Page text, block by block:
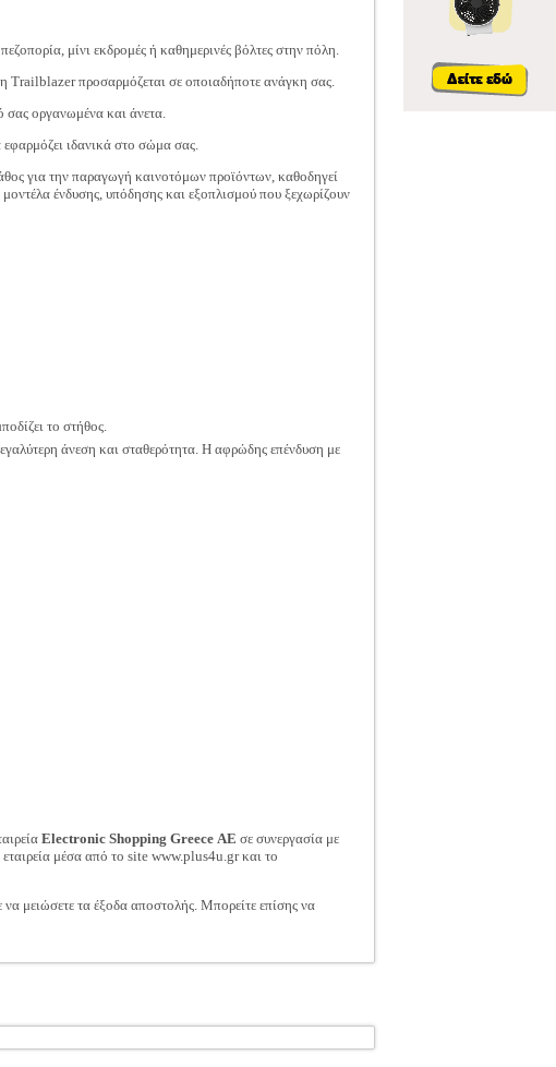
μίνι εκδρομές ή καθημερινές βόλτες στην πόλη.
η Trailblazer προσαρμόζεται σε οποιαδήποτε ανάγκη σας.
σας οργανωμένα και άνετα.
ιδανικά στο σώμα σας.
για την παραγωγή καινοτόμων προϊόντων, καθοδηγεί
μοντέλα ένδυσης, υπόδησης και εξοπλισμού που ξεχωρίζουν
το στήθος.
άνεση και σταθερότητα. Η αφρώδης επένδυση με
Electronic Shopping Greece ΑΕ σε συνεργασία με
μέσα από το site www.plus4u.gr και το
μειώσετε τα έξοδα αποστολής. Μπορείτε επίσης να